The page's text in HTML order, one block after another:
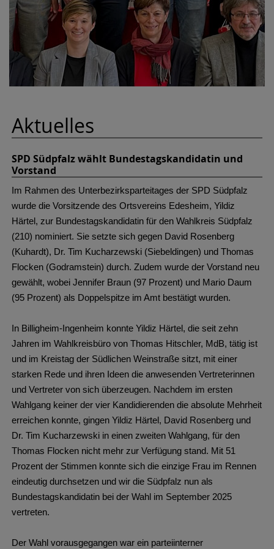
Aktuelles
SPD Südpfalz wählt Bundestagskandidatin und
Vorstand
Im Rahmen des Unterbezirksparteitages der SPD Südpfalz
wurde die Vorsitzende des Ortsvereins Edesheim, Yildiz
Härtel, zur Bundestagskandidatin für den Wahlkreis Südpfalz
(210) nominiert. Sie setzte sich gegen David Rosenberg
(Kuhardt), Dr. Tim Kucharzewski (Siebeldingen) und Thomas
Flocken (Godramstein) durch. Zudem wurde der Vorstand neu
gewählt, wobei Jennifer Braun (97 Prozent) und Mario Daum
(95 Prozent) als Doppelspitze im Amt bestätigt wurden.
In Billigheim-Ingenheim konnte Yildiz Härtel, die seit zehn
Jahren im Wahlkreisbüro von Thomas Hitschler, MdB, tätig ist
und im Kreistag der Südlichen Weinstraße sitzt, mit einer
starken Rede und ihren Ideen die anwesenden Vertreterinnen
und Vertreter von sich überzeugen. Nachdem im ersten
Wahlgang keiner der vier Kandidierenden die absolute Mehrheit
erreichen konnte, gingen Yildiz Härtel, David Rosenberg und
Dr. Tim Kucharzewski in einen zweiten Wahlgang, für den
Thomas Flocken nicht mehr zur Verfügung stand. Mit 51
Prozent der Stimmen konnte sich die einzige Frau im Rennen
eindeutig durchsetzen und wir die Südpfalz nun als
Bundestagskandidatin bei der Wahl im September 2025
vertreten.
Der Wahl vorausgegangen war ein parteiinterner